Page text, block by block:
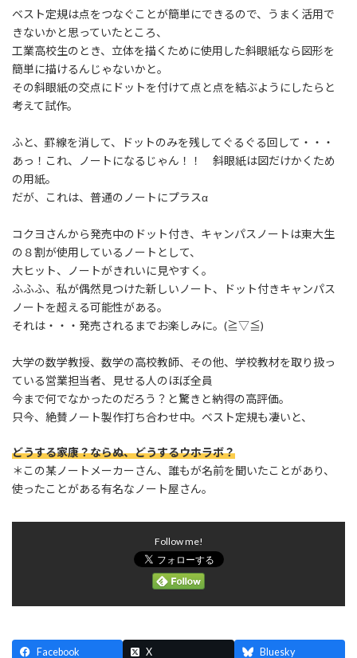
ベスト定規は点をつなぐことが簡単にできるので、うまく活用で
きないかと思っていたところ、
工業高校生のとき、立体を描くために使用した斜眼紙なら図形を
簡単に描けるんじゃないかと。
その斜眼紙の交点にドットを付けて点と点を結ぶようにしたらと
考えて試作。
ふと、罫線を消して、ドットのみを残してぐるぐる回して・・・
あっ！これ、ノートになるじゃん！！ 斜眼紙は図だけかくため
の用紙。
だが、これは、普通のノートにプラスα
コクヨさんから発売中のドット付き、キャンパスノートは東大生
の８割が使用しているノートとして、
大ヒット、ノートがきれいに見やすく。
ふふふ、私が偶然見つけた新しいノート、ドット付きキャンパス
ノートを超える可能性がある。
それは・・・発売されるまでお楽しみに。(≧▽≦)
大学の数学教授、数学の高校教師、その他、学校教材を取り扱っ
ている営業担当者、見せる人のほぼ全員
今まで何でなかったのだろう？と驚きと納得の高評価。
只今、絶賛ノート製作打ち合わせ中。ベスト定規も凄いと、
どうする家康？ならぬ、どうするウホラボ？
＊この某ノートメーカーさん、誰もが名前を聞いたことがあり、
使ったことがある有名なノート屋さん。
Follow me!
Facebook X Bluesky